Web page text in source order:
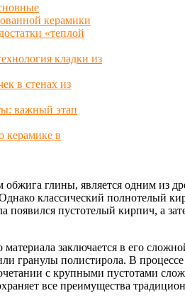
керамики
«теплой
кладки из
в стенах из
важный этап
керамике в
обжига глины, является одним из
классический полнотелый
появился пустотелый кирпич, а
материала заключается в его
гранулы полистирола. В процессе
с крупными пустотами
все преимущества